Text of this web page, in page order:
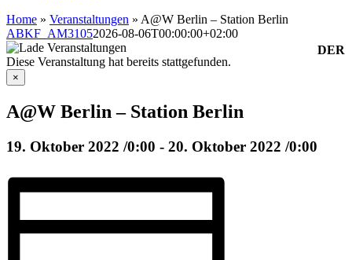
Home » Veranstaltungen » A@W Berlin – Station Berlin
ABKF_AM31052026-08-06T00:00:00+02:00
Diese Veranstaltung hat bereits stattgefunden.
×
A@W Berlin – Station Berlin
19. Oktober 2022 /0:00 - 20. Oktober 2022 /0:00
DER